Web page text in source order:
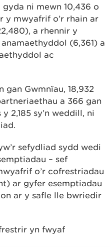
ni mewn 10,436 o
y mwyafrif o’r rhain ar
a rhennir y
(6,361) a
ac
gan Gwmnïau, 18,932
a 366 gan
2,185 sy’n weddill, ni
sefydliad sydd wedi
– sef
o’r cofrestriadau
ar gyfer esemptiadau
ar y safle lle bwriedir
yn fwyaf